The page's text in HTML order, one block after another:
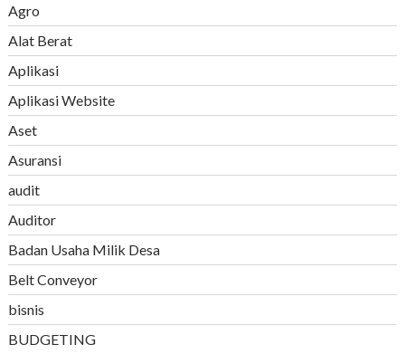
Agro
Alat Berat
Aplikasi
Aplikasi Website
Aset
Asuransi
audit
Auditor
Badan Usaha Milik Desa
Belt Conveyor
bisnis
BUDGETING